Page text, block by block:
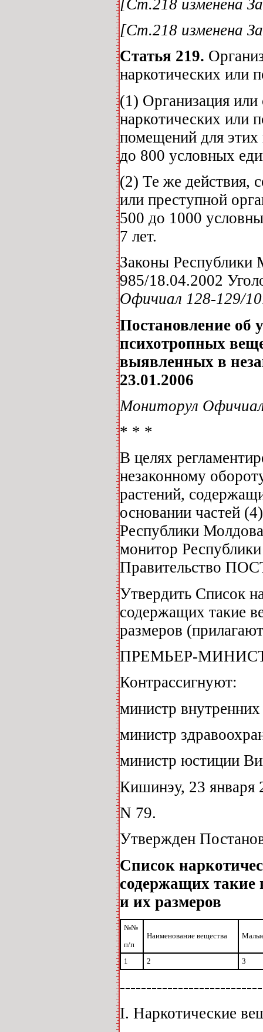
[Ст.218 изменена
[Ст.218 изменена
Статья 219.
наркотических или
(1) Организация или
наркотических или
помещений для
до 800 условных
(2) Те же действия,
или преступной
500 до 1000
7 лет.
Законы Республики
985/18.04.2002
Офичиал 128-129/
Постановление об
психотропных
выявленных в
23.01.2006
Мониторул
* * *
В целях
незаконному
растений,
основании частей
Республики
монитор
Правительство
Утвердить Список
содержащих такие
размеров
ПРЕМЬЕР-
Контрассигнуют:
министр
министр
министр юстиции
Кишинэу, 23 января
N 79.
Утвержден
Список
содержащих такие
и их размеров
№№
п/п
Наименование вещества
1 2 3
I. Наркотические